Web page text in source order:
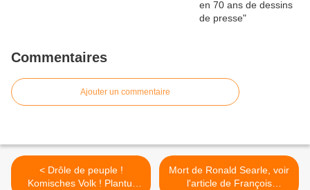
Commentaires
Ajouter un commentaire
< Drôle de peuple !
Komisches Volk ! Plantu,
Mort de Ronald Searle, voir
l'article de François